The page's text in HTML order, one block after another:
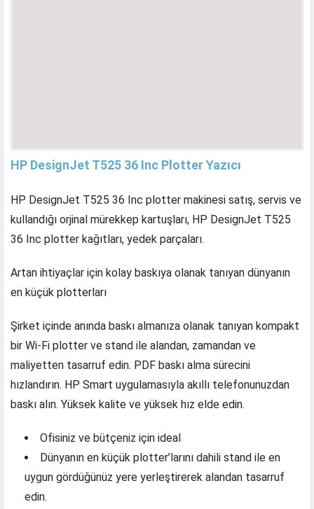
HP DesignJet T525 36 Inc Plotter Yazıcı
HP DesignJet T525 36 Inc plotter makinesi satış, servis ve
kullandığı orjinal mürekkep kartuşları, HP DesignJet T525
36 Inc plotter kağıtları, yedek parçaları.
Artan ihtiyaçlar için kolay baskıya olanak tanıyan dünyanın
en küçük plotterları
Şirket içinde anında baskı almanıza olanak tanıyan kompakt
bir Wi-Fi plotter ve stand ile alandan, zamandan ve
maliyetten tasarruf edin. PDF baskı alma sürecini
hızlandırın. HP Smart uygulamasıyla akıllı telefonunuzdan
baskı alın. Yüksek kalite ve yüksek hız elde edin.
Ofisiniz ve bütçeniz için ideal
Dünyanın en küçük plotter’larını dahili stand ile en
uygun gördüğünüz yere yerleştirerek alandan tasarruf
edin.